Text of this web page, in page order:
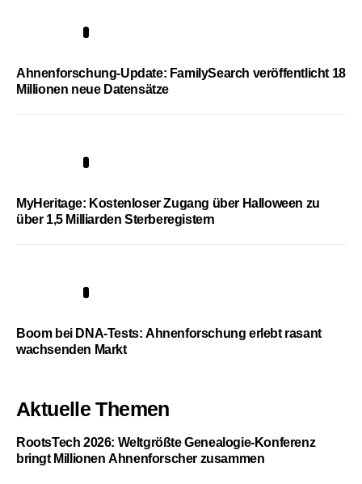
Ahnenforschung-Update: FamilySearch veröffentlicht 18
Millionen neue Datensätze
MyHeritage: Kostenloser Zugang über Halloween zu
über 1,5 Milliarden Sterberegistern
Boom bei DNA-Tests: Ahnenforschung erlebt rasant
wachsenden Markt
Aktuelle Themen
RootsTech 2026: Weltgrößte Genealogie-Konferenz
bringt Millionen Ahnenforscher zusammen